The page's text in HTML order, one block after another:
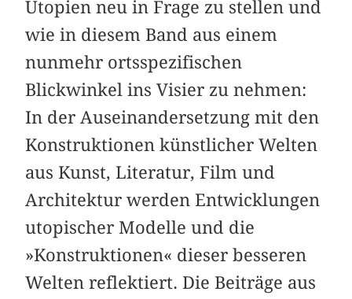
Utopien neu in Frage zu stellen und
wie in diesem Band aus einem
nunmehr ortsspezifischen
Blickwinkel ins Visier zu nehmen:
In der Auseinandersetzung mit den
Konstruktionen künstlicher Welten
aus Kunst, Literatur, Film und
Architektur werden Entwicklungen
utopischer Modelle und die
»Konstruktionen« dieser besseren
Welten reflektiert. Die Beiträge aus